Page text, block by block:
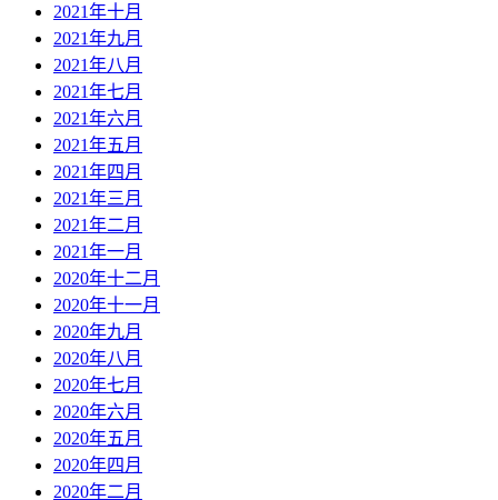
2021年十月
2021年九月
2021年八月
2021年七月
2021年六月
2021年五月
2021年四月
2021年三月
2021年二月
2021年一月
2020年十二月
2020年十一月
2020年九月
2020年八月
2020年七月
2020年六月
2020年五月
2020年四月
2020年二月